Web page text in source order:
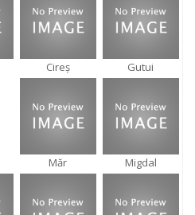
Cireș Gutui
Măr Migdal